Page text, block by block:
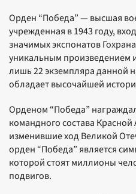
Орден “Победа” — высшая
учрежденная в 1943 году,
значимых экспонатов
уникальным произведением
лишь 22 экземпляра данной
обладает высочайшей
Орденом “Победа”
командного состава
изменившие ход Великой
орден “Победа” является
которой стоят миллионы
подвигов.